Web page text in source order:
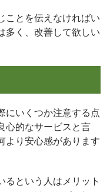
ことを伝えなければい
多く、改善して欲しい
にいくつか注意する点
心的なサービスと言
より安心感があります
るという人はメリット